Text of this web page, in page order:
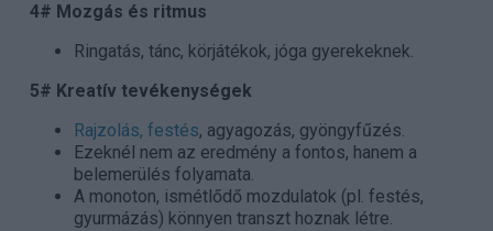
4# Mozgás és ritmus
Ringatás, tánc, körjátékok, jóga gyerekeknek.
5# Kreatív tevékenységek
Rajzolás, festés, agyagozás, gyöngyfűzés.
Ezeknél nem az eredmény a fontos, hanem a
belemerülés folyamata.
A monoton, ismétlődő mozdulatok (pl. festés,
gyurmázás) könnyen transzt hoznak létre.